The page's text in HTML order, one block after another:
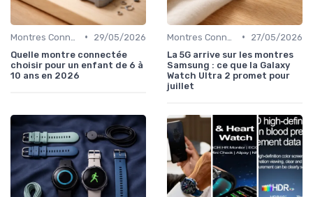
•
29/05/2026
Quelle montre connectée
choisir pour un enfant de 6 à
10 ans en 2026
•
27/05/2026
La 5G arrive sur les montres
Samsung : ce que la Galaxy
Watch Ultra 2 promet pour
juillet